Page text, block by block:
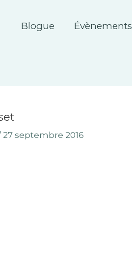
Blogue Évènements
27 septembre 2016